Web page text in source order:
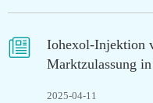

Iohexol-Injektion
Marktzulassung
2025-04-11